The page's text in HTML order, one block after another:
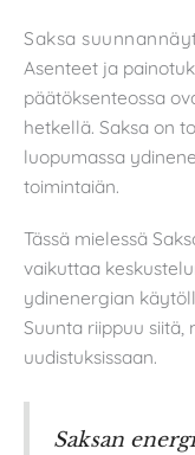
Saksa
Asenteet ja
päätöksenteossa
hetkellä. Saksa on
luopumassa
toimintaiän.
Tässä mielessä
vaikuttaa
ydinenergian
Suunta riippuu siitä,
uudistuksissaan.
Saksan